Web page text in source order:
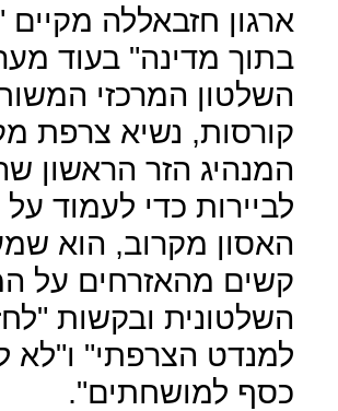
ארגון חזבאללה מקיים
בתוך מדינה" בעוד
השלטון המרכזי
קורסות, נשיא צרפת
המנהיג הזר הראשון
לביירות כדי לעמוד על
האסון מקרוב, הוא
קשים מהאזרחים על
השלטונית ובקשות
למנדט הצרפתי" ו"לא
כסף למושחתים".